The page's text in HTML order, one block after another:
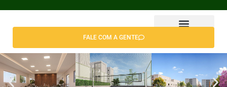
FALE COM A GENTE